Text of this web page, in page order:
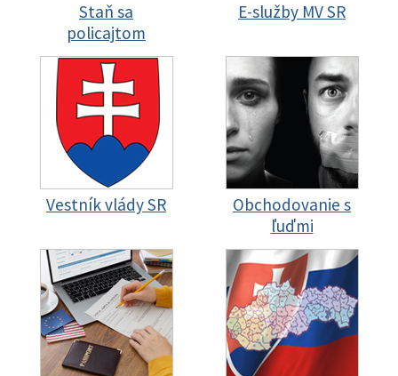
Staň sa
policajtom
E-služby MV SR
Vestník vlády SR
Obchodovanie s
ľuďmi